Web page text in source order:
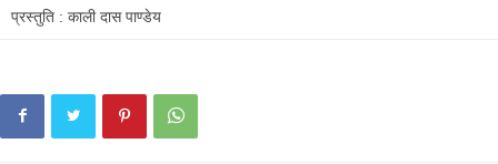
प्रस्तुति : काली दास पाण्डेय